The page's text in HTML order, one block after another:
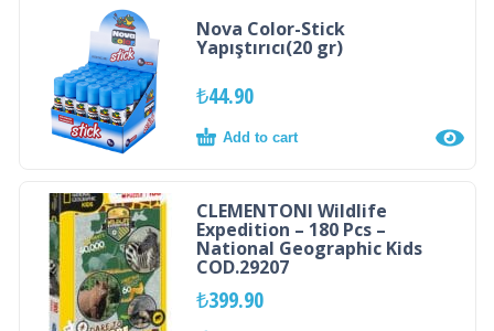
Nova Color-Stick
Yapıştırıcı(20 gr)
₺44.90
Add to cart
CLEMENTONI Wildlife
Expedition – 180 Pcs –
National Geographic Kids
COD.29207
₺399.90